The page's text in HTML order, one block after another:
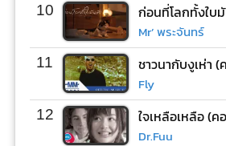
10
Mr’ พระจันทร์
11 ชาวนากับงูเห่า
Fly
12 ใจเหลือเหลือ (
Dr.Fuu